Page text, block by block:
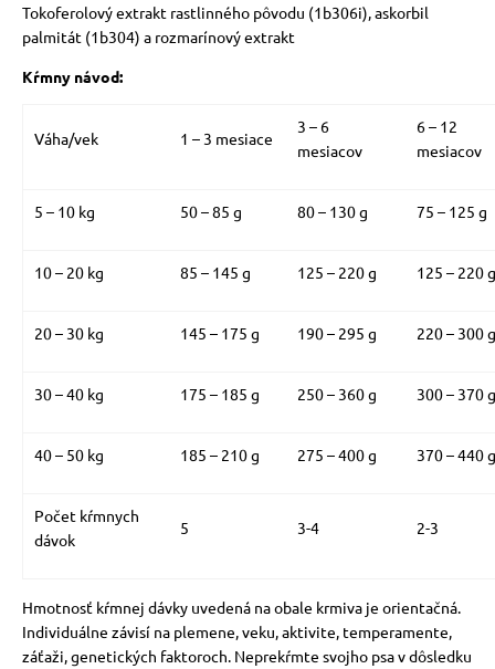
Tokoferolový extrakt rastlinného pôvodu (1b306i), askorbil
palmitát (1b304) a rozmarínový extrakt
Kŕmny návod:
Váha/vek 1 – 3 mesiace
3 – 6
mesiacov
6 – 12
mesiacov
5 – 10 kg 50 – 85 g 80 – 130 g 75 – 125 g
10 – 20 kg 85 – 145 g 125 – 220 g 125 – 220 g
20 – 30 kg 145 – 175 g 190 – 295 g 220 – 300 g
30 – 40 kg 175 – 185 g 250 – 360 g 300 – 370 g
40 – 50 kg 185 – 210 g 275 – 400 g 370 – 440 g
Počet kŕmnych
dávok
5 3-4 2-3
Hmotnosť kŕmnej dávky uvedená na obale krmiva je orientačná.
Individuálne závisí na plemene, veku, aktivite, temperamente,
záťaži, genetických faktoroch. Neprekŕmte svojho psa v dôsledku